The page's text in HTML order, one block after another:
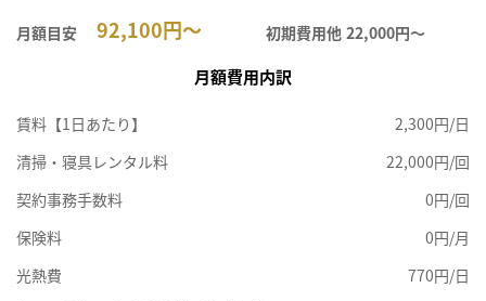
月額目安 92,100円～ 初期費用他 22,000円〜
月額費用内訳
賃料【1日あたり】
2,300円/日
清掃・寝具レンタル料
22,000円/回
契約事務手数料
0円/回
保険料
0円/月
光熱費
770円/日